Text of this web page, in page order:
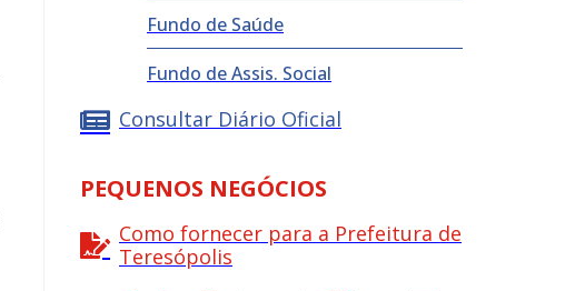
Fundo de Saúde
Fundo de Assis. Social
Consultar Diário Oficial
PEQUENOS NEGÓCIOS
Como fornecer para a Prefeitura de
Teresópolis